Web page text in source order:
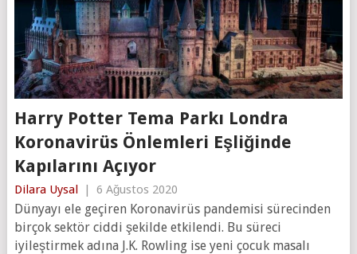
Harry Potter Tema Parkı Londra
Koronavirüs Önlemleri Eşliğinde
Kapılarını Açıyor
Dilara Uysal | 6 Ağustos 2020
Dünyayı ele geçiren Koronavirüs pandemisi sürecinden
birçok sektör ciddi şekilde etkilendi. Bu süreci
iyileştirmek adına J.K. Rowling ise yeni çocuk masalı